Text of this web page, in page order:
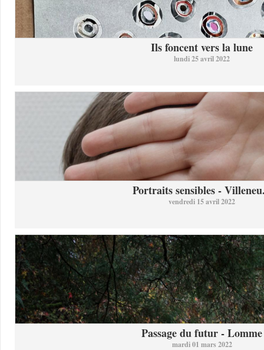
Ils foncent vers la lune
lundi 25 avril 2022
Portraits sensibles -
vendredi 15 avril 2022
Passage du futur - Lomme
mardi 01 mars 2022